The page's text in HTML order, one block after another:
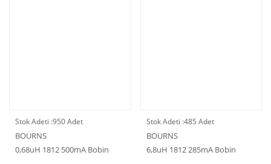
Stok Adeti :950 Adet
BOURNS
0,68uH 1812 500mA Bobin
Stok Adeti :485 Adet
BOURNS
6,8uH 1812 285mA Bobin